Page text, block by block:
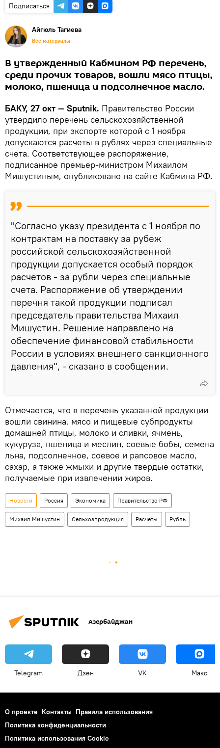
Подписаться
Айгюль Тагиева
Все материалы
В утвержденный Кабмином РФ перечень,
среди прочих товаров, вошли мясо птицы,
молоко, пшеница и подсолнечное масло.
БАКУ, 27 окт — Sputnik. Правительство России
утвердило перечень сельскохозяйственной
продукции, при экспорте которой с 1 ноября
допускаются расчеты в рублях через специальные
счета. Соответствующее распоряжение,
подписанное премьер-министром Михаилом
Мишустиным, опубликовано на сайте Кабмина РФ.
"Согласно указу президента с 1 ноября по
контрактам на поставку за рубеж
российской сельскохозяйственной
продукции допускается особый порядок
расчетов - за рубли через специальные
счета. Распоряжение об утверждении
перечня такой продукции подписал
председатель правительства Михаил
Мишустин. Решение направлено на
обеспечение финансовой стабильности
России в условиях внешнего санкционного
давления", - сказано в сообщении.
Отмечается, что в перечень указанной продукции
вошли свинина, мясо и пищевые субпродукты
домашней птицы, молоко и сливки, ячмень,
кукуруза, пшеница и меслин, соевые бобы, семена
льна, подсолнечное, соевое и рапсовое масло,
сахар, а также жмыхи и другие твердые остатки,
получаемые при извлечении жиров.
Новости Россия Экономика Правительство РФ
Михаил Мишустин Сельхозпродукция Расчеты Рубль
Азербайджан
Telegram Дзен VK Макс
О проекте Контакты Правила использования
Политика конфиденциальности
Политика использования Cookie